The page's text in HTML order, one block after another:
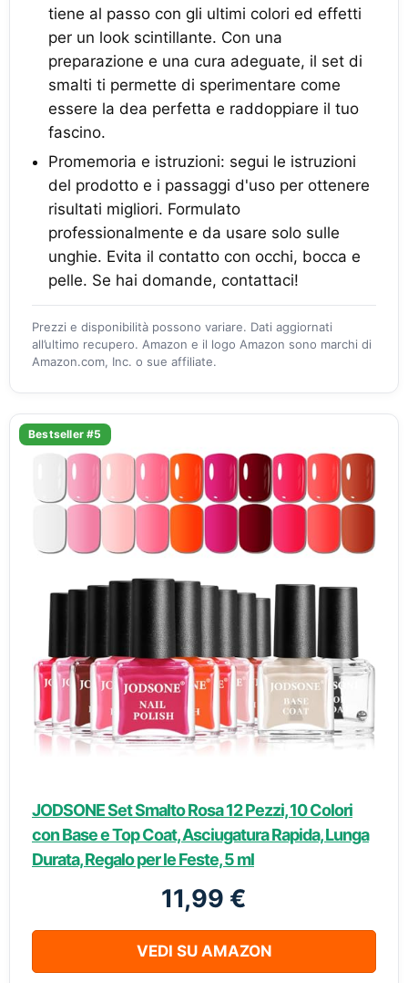
tiene al passo con gli ultimi colori ed effetti
per un look scintillante. Con una
preparazione e una cura adeguate, il set di
smalti ti permette di sperimentare come
essere la dea perfetta e raddoppiare il tuo
fascino.
Promemoria e istruzioni: segui le istruzioni
del prodotto e i passaggi d'uso per ottenere
risultati migliori. Formulato
professionalmente e da usare solo sulle
unghie. Evita il contatto con occhi, bocca e
pelle. Se hai domande, contattaci!
Prezzi e disponibilità possono variare. Dati aggiornati
all’ultimo recupero. Amazon e il logo Amazon sono marchi di
Amazon.com, Inc. o sue affiliate.
Bestseller #5
JODSONE Set Smalto Rosa 12 Pezzi, 10 Colori
con Base e Top Coat, Asciugatura Rapida, Lunga
Durata, Regalo per le Feste, 5 ml
11,99 €
VEDI SU AMAZON